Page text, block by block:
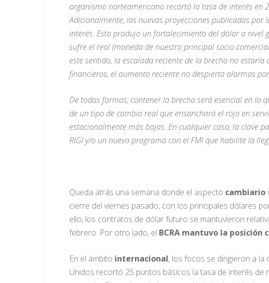
organismo norteamericano recortó la tasa de interés en
Adicionalmente, las nuevas proyecciones publicadas
interés. Esto produjo un fortalecimiento del dólar a nivel
sufre el real (moneda de nuestro principal socio
este sentido, la escalada reciente de la brecha no
financieros, el aumento reciente no despierta alarmas
De todas formas, contener la brecha será esencial en lo
de un tipo de cambio real que ensanchará el rojo en
estacionalmente más bajas. En cualquier caso, la clave
RIGI y/o un nuevo programa con el FMI que habilite la
Queda atrás una semana donde el aspecto cambiario
cierre del viernes pasado, con los principales dólares
ello, los contratos de dólar futuro se mantuvieron
febrero. Por otro lado, el BCRA mantuvo la posición
En el ámbito internacional, los focos se dirigieron a la
Unidos recortó 25 puntos básicos la tasa de interés de